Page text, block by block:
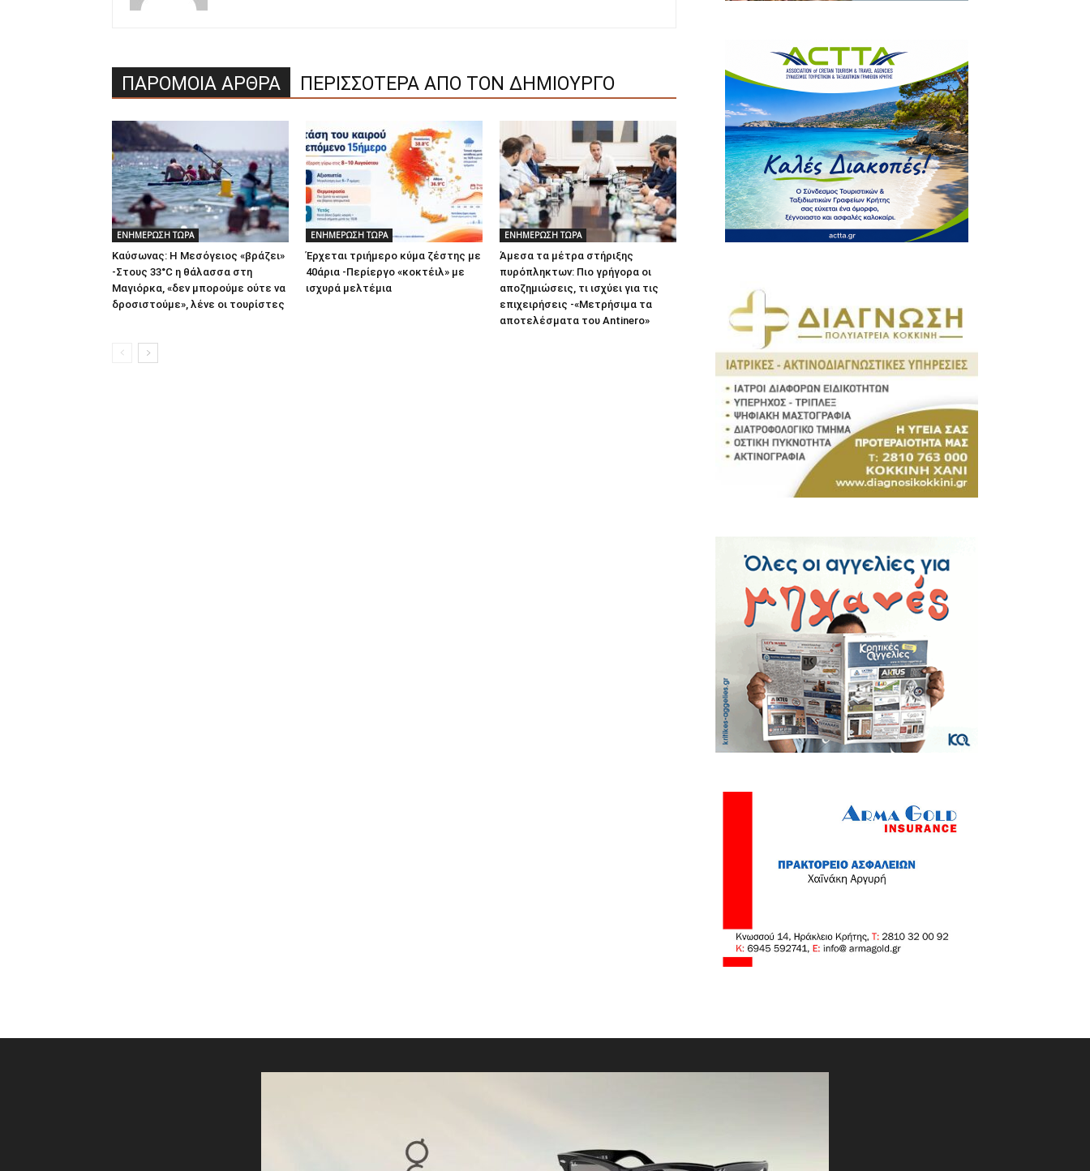
ΠΑΡΟΜΟΙΑ ΑΡΘΡΑ ΠΕΡΙΣΣΟΤΕΡΑ ΑΠΟ ΤΟΝ ΔΗΜΙΟΥΡΓΟ
ΕΝΗΜΕΡΩΣΗ ΤΩΡΑ
Καύσωνας: Η Μεσόγειος «βράζει»
-Στους 33°C η θάλασσα στη
Μαγιόρκα, «δεν μπορούμε ούτε να
δροσιστούμε», λένε οι τουρίστες
ΕΝΗΜΕΡΩΣΗ ΤΩΡΑ
Έρχεται τριήμερο κύμα ζέστης με
40άρια -Περίεργο «κοκτέιλ» με
ισχυρά μελτέμια
ΕΝΗΜΕΡΩΣΗ ΤΩΡΑ
Άμεσα τα μέτρα στήριξης
πυρόπληκτων: Πιο γρήγορα οι
αποζημιώσεις, τι ισχύει για τις
επιχειρήσεις -«Μετρήσιμα τα
αποτελέσματα του Αntinero»